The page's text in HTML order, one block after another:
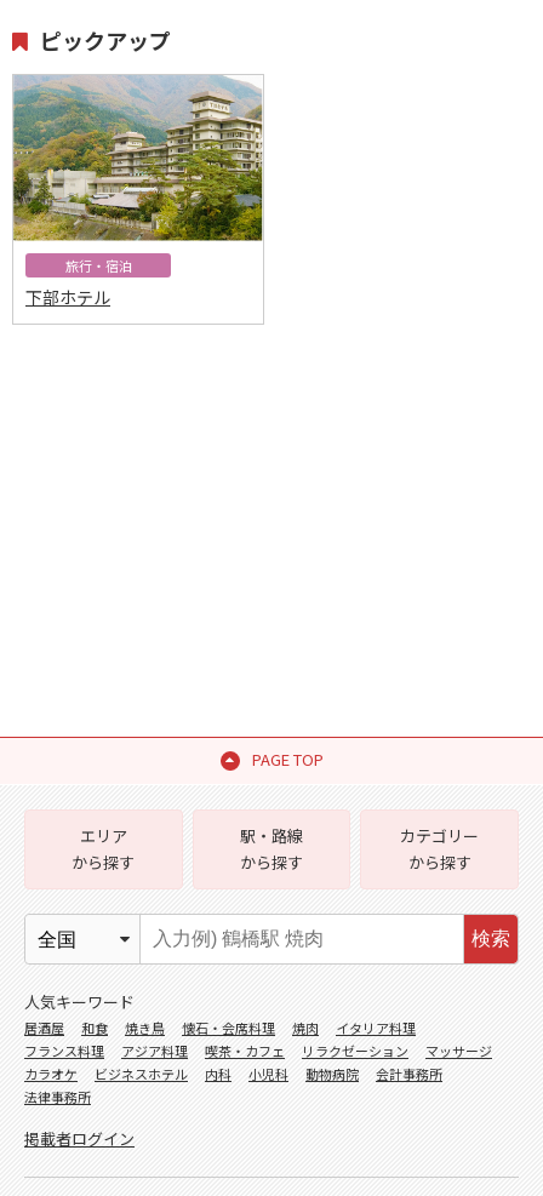
ピックアップ
旅行・宿泊
下部ホテル
PAGE TOP
エリア
から探す
駅・路線
から探す
カテゴリー
から探す
検索
人気キーワード
居酒屋 和食 焼き鳥 懐石・会席料理 焼肉
イタリア料理
フランス料理
アジア料理 喫茶・カフェ リラクゼーション
マッサージ
カラオケ
ビジネスホテル 内科 小児科 動物病院
会計事務所
法律事務所
掲載者ログイン